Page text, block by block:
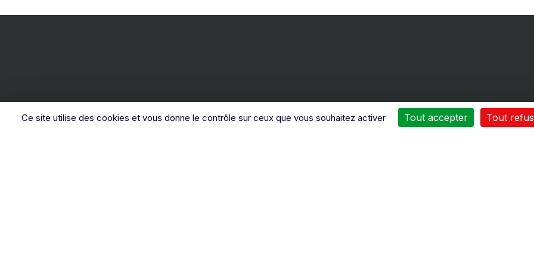
Ce site utilise des cookies et vous donne le contrôle sur ceux que vous souhaitez activer Tout accepter Tout
Nos services